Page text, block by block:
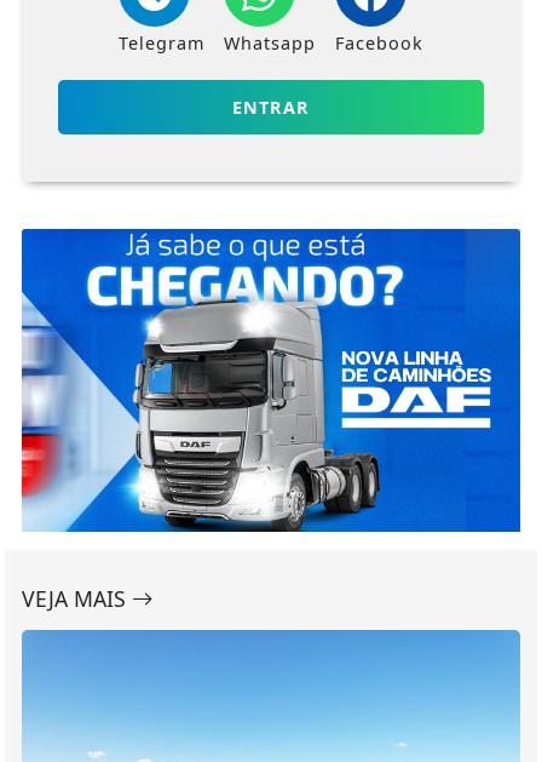
Telegram Whatsapp Facebook
ENTRAR
VEJA MAIS